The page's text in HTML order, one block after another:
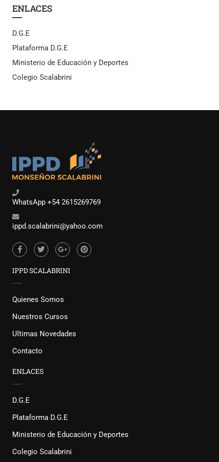
ENLACES
D.G.E
Plataforma D.G.E
Ministerio de Educación y Deportes
Colegio Scalabrini
WhatsApp +54 2615269769
ippd.scalabrini@yahoo.com
IPPD SCALABRINI
Quienes Somos
Nuestros Cursos
Ultimas Novedades
Contacto
ENLACES
D.G.E
Plataforma D.G.E
Ministerio de Educación y Deportes
Colegio Scalabrini